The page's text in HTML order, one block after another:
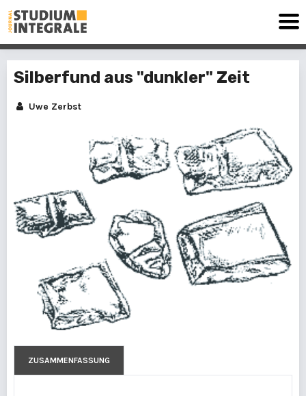
Silberfund aus "dunkler" Zeit
Uwe Zerbst
ZUSAMMENFASSUNG